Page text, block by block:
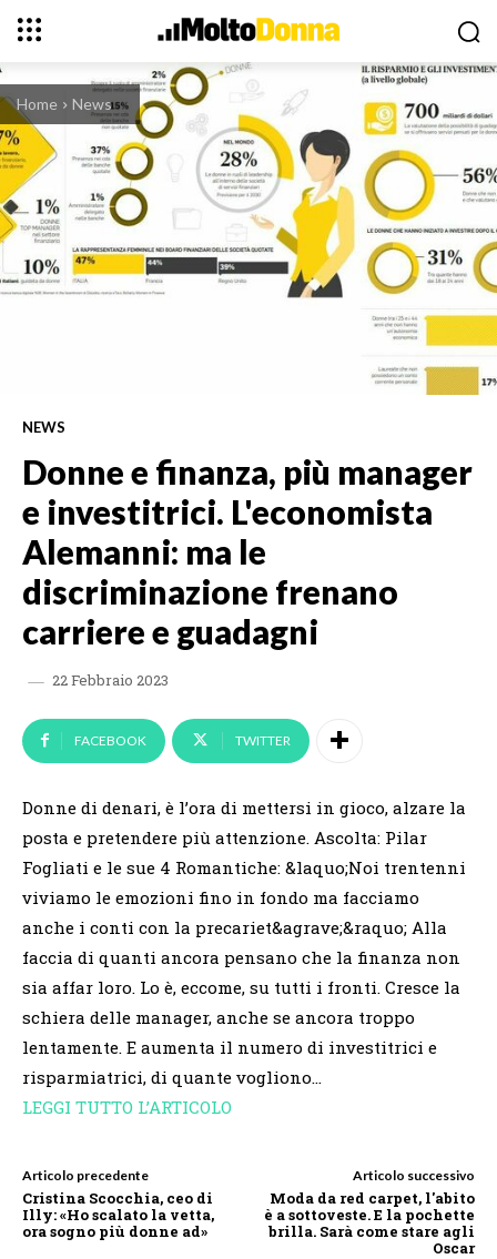
Home News
NEWS
Donne e finanza, più manager
e investitrici. L'economista
Alemanni: ma le
discriminazione frenano
carriere e guadagni
22 Febbraio 2023
FACEBOOK TWITTER
Donne di denari, è l’ora di mettersi in gioco, alzare la
posta e pretendere più attenzione. Ascolta: Pilar
Fogliati e le sue 4 Romantiche: &laquo;Noi trentenni
viviamo le emozioni fino in fondo ma facciamo
anche i conti con la precariet&agrave;&raquo; Alla
faccia di quanti ancora pensano che la finanza non
sia affar loro. Lo è, eccome, su tutti i fronti. Cresce la
schiera delle manager, anche se ancora troppo
lentamente. E aumenta il numero di investitrici e
risparmiatrici, di quante vogliono…
LEGGI TUTTO L’ARTICOLO
Articolo precedente
Cristina Scocchia, ceo di
Illy: «Ho scalato la vetta,
ora sogno più donne ad»
Articolo successivo
Moda da red carpet, l'abito
è a sottoveste. E la pochette
brilla. Sarà come stare agli
Oscar